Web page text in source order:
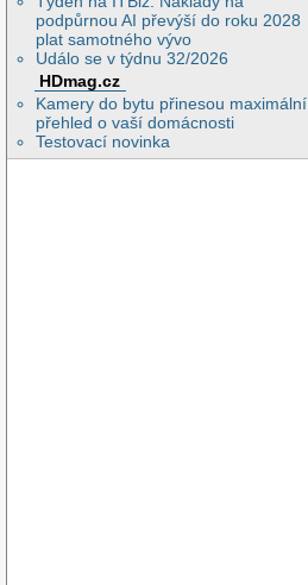
podpůrnou AI převýší do roku 2028
plat samotného vývo
Událo se v týdnu 32/2026
HDmag.cz
Kamery do bytu přinesou maximální
přehled o vaší domácnosti
Testovací novinka